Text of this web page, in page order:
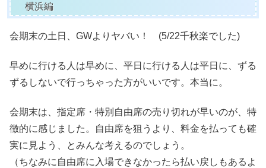
横浜編
会期末の土日、GWよりヤバい！ (5/22千秋楽でした)
早めに行ける人は早めに、平日に行ける人は平日に、ずる
ずるしないで行っちゃった方がいいです。本当に。
会期末は、指定席・特別自由席の売り切れが早いのが、特
徴的に感じました。自由席を狙うより、料金を払っても確
実に見よう、とみんな考えるのでしょう。
（ちなみに自由席に入場できなかったら払い戻しもあるよ